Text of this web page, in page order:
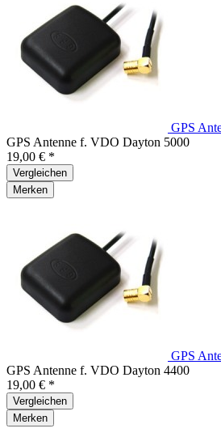
GPS
GPS Antenne f. VDO Dayton 5000
19,00 € *
Vergleichen
Merken
GPS
GPS Antenne f. VDO Dayton 4400
19,00 € *
Vergleichen
Merken